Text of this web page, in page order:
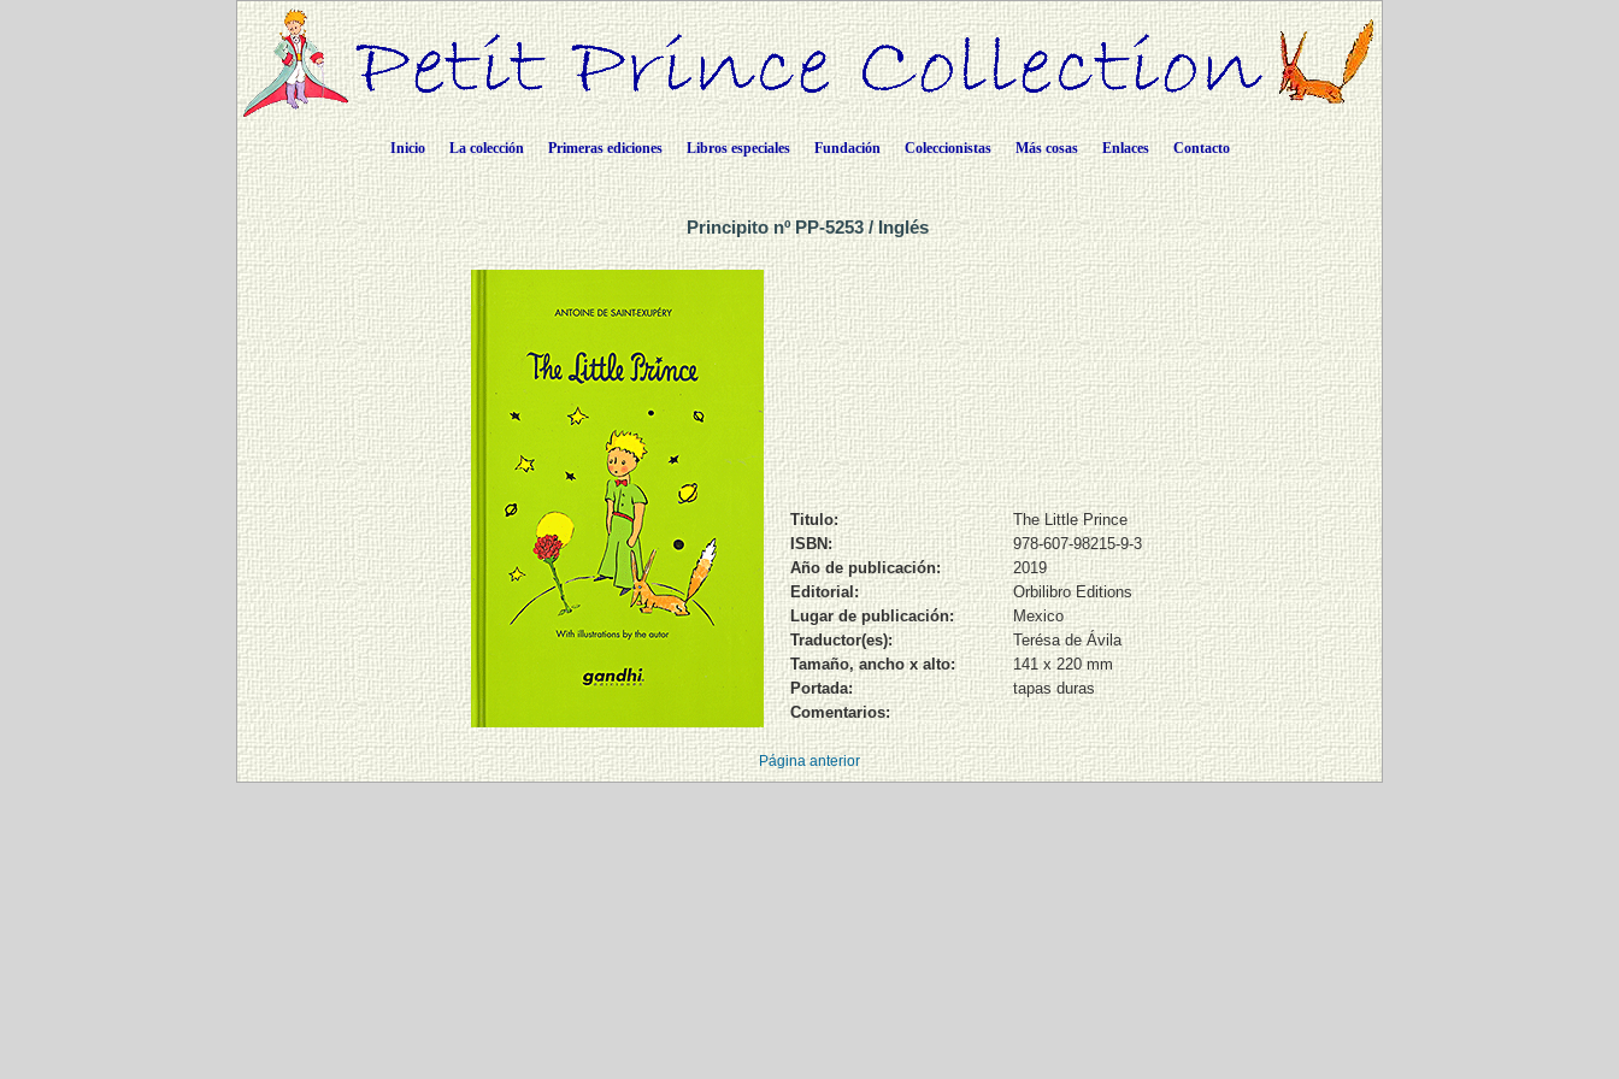
Inicio La colección Primeras ediciones Libros especiales Fundación Coleccionistas Más cosas Enlaces Contacto
Principito nº PP-5253 / Inglés
Titulo:
The Little Prince
ISBN:
978-607-98215-9-3
Año de publicación:
2019
Editorial:
Orbilibro Editions
Lugar de publicación:
Mexico
Traductor(es):
Terésa de Ávila
Tamaño, ancho x alto:
141 x 220 mm
Portada:
tapas duras
Comentarios:
Página anterior